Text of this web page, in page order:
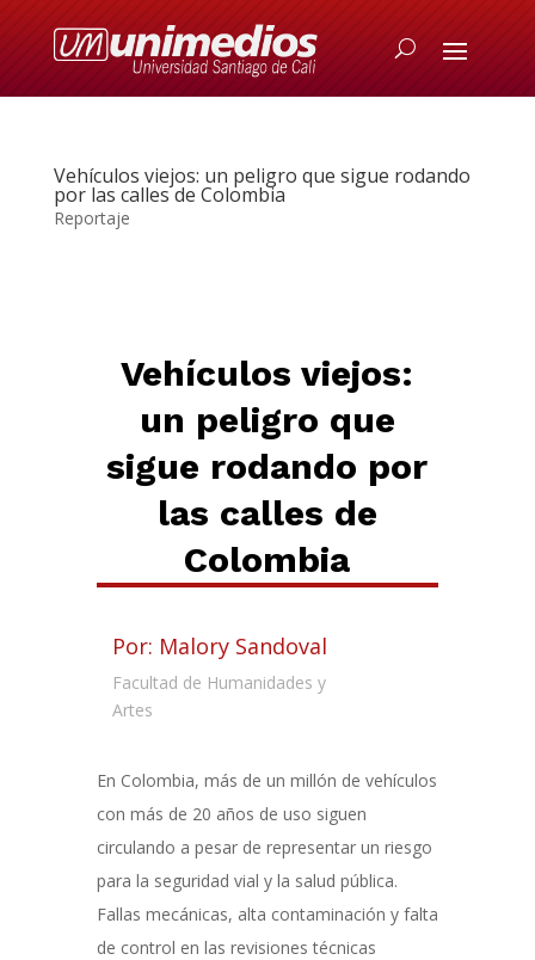
Vehículos viejos: un peligro que sigue rodando
por las calles de Colombia
Reportaje
Vehículos viejos:
un peligro que
sigue rodando por
las calles de
Colombia
Por: Malory Sandoval
Facultad de Humanidades y
Artes
En Colombia, más de un millón de vehículos
con más de 20 años de uso siguen
circulando a pesar de representar un riesgo
para la seguridad vial y la salud pública.
Fallas mecánicas, alta contaminación y falta
de control en las revisiones técnicas